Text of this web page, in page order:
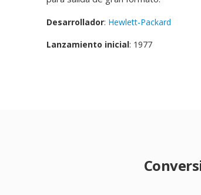
Desarrollador: Hewlett-Packard
Lanzamiento inicial: 1977